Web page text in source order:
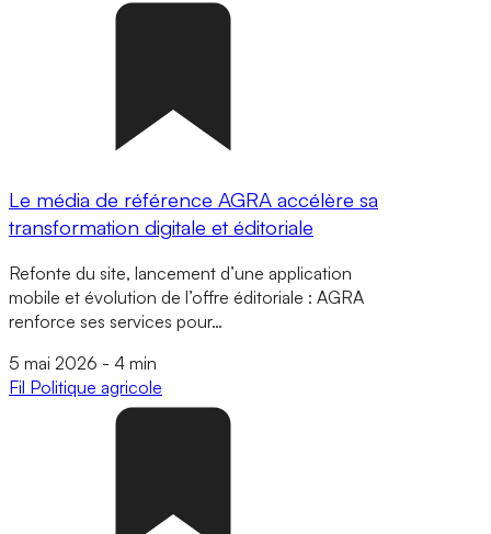
Le média de référence AGRA accélère sa
transformation digitale et éditoriale
Refonte du site, lancement d’une application
mobile et évolution de l’offre éditoriale : AGRA
renforce ses services pour…
5 mai 2026 - 4 min
Fil Politique agricole